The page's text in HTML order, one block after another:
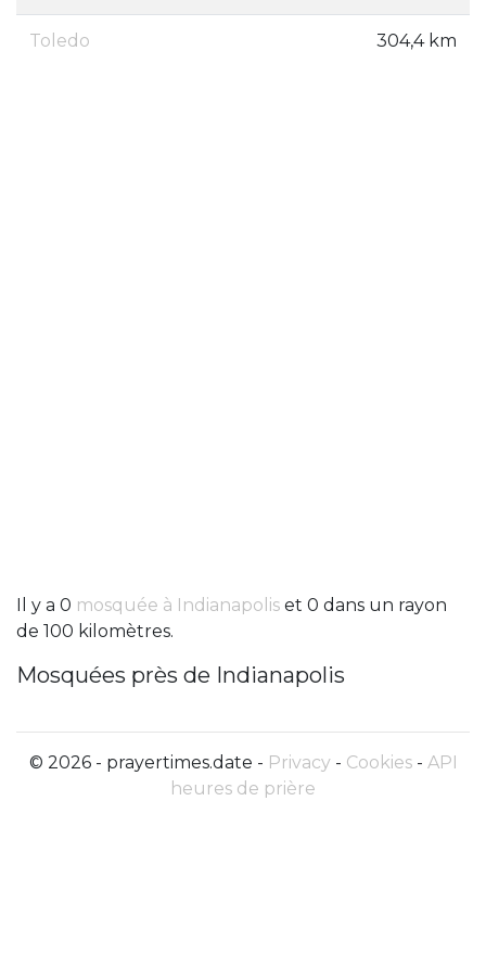
Toledo 304,4 km
Il y a 0 mosquée à Indianapolis et 0 dans un rayon
de 100 kilomètres.
Mosquées près de Indianapolis
© 2026 - prayertimes.date - Privacy- Cookies- API
heures de prière